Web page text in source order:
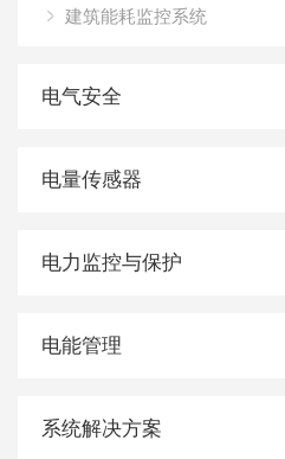
建筑能耗监控系统
电气安全
电量传感器
电力监控与保护
电能管理
系统解决方案